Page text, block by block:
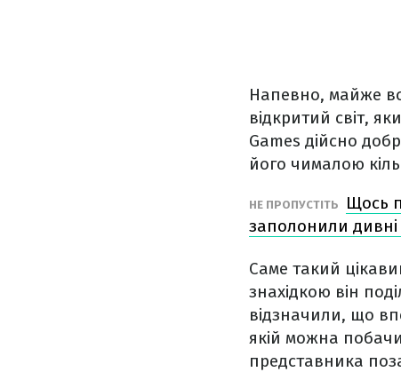
Напевно, майже
відкритий світ,
Games дійсно
його чималою
НЕ ПРОПУСТІТЬ
Щось
заполонили дивні
Саме такий
знахідкою він
відзначили, що
якій можна
представника